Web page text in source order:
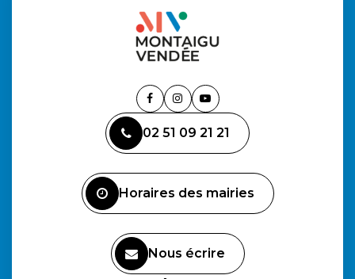
Lien
le
compte
Lien
le
compte
Lien
la
chaîne
02 51 09 21 21
Horaires des mairies
Nous écrire